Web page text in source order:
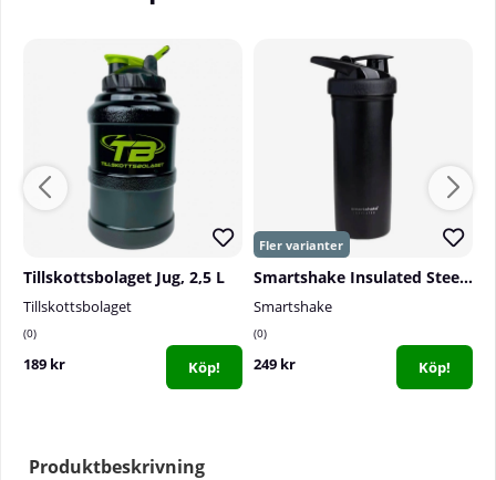
Tillskottsbolaget Jug, 2,5 L
Tillskottsbolaget
0
189 kr Köp!
Smartshake Insulated Steel, 750 ml
Smartshake
0
249 kr Köp!
Produktbeskrivning